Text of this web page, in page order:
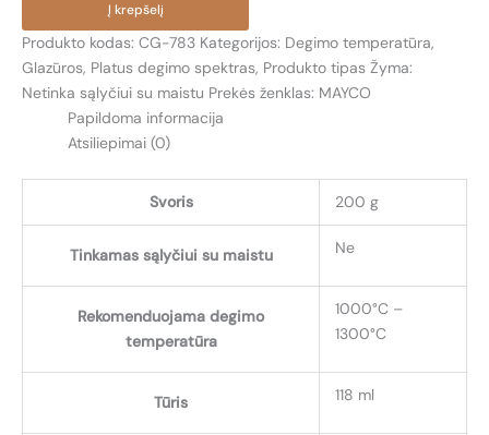
kiekis:
CG-
783
BRAŠKINIO
DESERTO
(STRAWBERRY
SUNDAE)
Į krepšelį
Produkto kodas: CG-783 Kategorijos: Degimo temperatūra,
Glazūros, Platus degimo spektras, Produkto tipas Žyma:
Netinka sąlyčiui su maistu Prekės ženklas: MAYCO
Papildoma informacija
Atsiliepimai (0)
Svoris 200 g
Tinkamas sąlyčiui su maistu Ne
Rekomenduojama degimo
temperatūra
1000°C –
1300°C
Tūris 118 ml